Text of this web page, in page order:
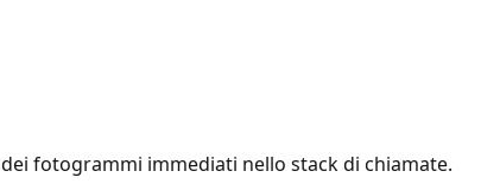
fotogrammi immediati nello stack di chiamate.